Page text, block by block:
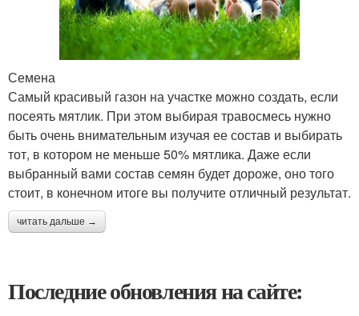
Семена
Самый красивый газон на участке можно создать, если
посеять мятлик. При этом выбирая травосмесь нужно
быть очень внимательным изучая ее состав и выбирать
тот, в котором не меньше 50% мятлика. Даже если
выбранный вами состав семян будет дороже, оно того
стоит, в конечном итоге вы получите отличный результат.
читать дальше →
Последние обновления на сайте: